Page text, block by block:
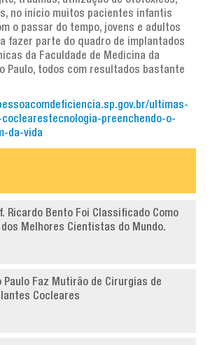
no início muitos pacientes infantis
o passar do tempo, jovens e adultos
fazer parte do quadro de implantados
da Faculdade de Medicina da
Paulo, todos com resultados bastante
ultimas-
preenchendo-o-
da-vida
Ricardo Bento Foi Classificado Como
dos Melhores Cientistas do Mundo.
Paulo Faz Mutirão de Cirurgias de
Cocleares